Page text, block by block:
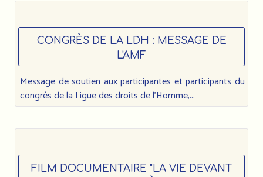
CONGRÈS DE LA LDH : MESSAGE DE
L'AMF
Message de soutien aux participantes et participants du
congrès de la Ligue des droits de l’Homme,...
FILM DOCUMENTAIRE "LA VIE DEVANT